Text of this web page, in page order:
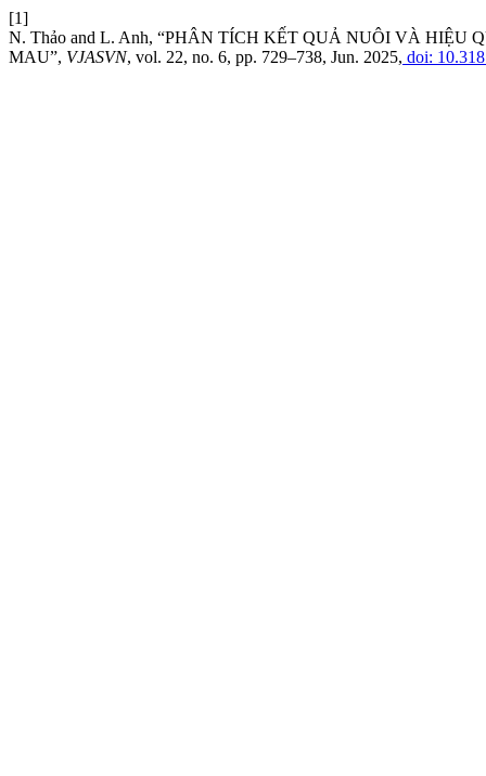
[1]
N. Thảo and L. Anh, “PHÂN TÍCH KẾT QUẢ NUÔI VÀ
MAU”, VJASVN, vol. 22, no. 6, pp. 729–738, Jun. 2025, doi: